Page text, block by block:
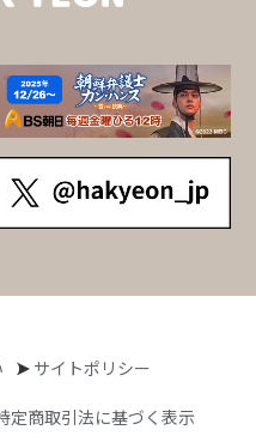
サイトポリシー
定商取引法に基づく表示